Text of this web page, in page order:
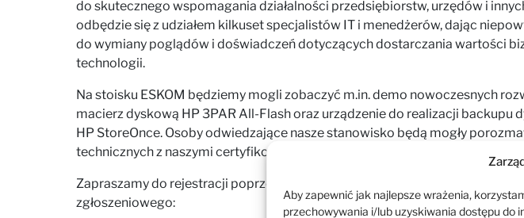
Aby zapewnić jak najlepsze wrażenia,
przechowywania i/lub uzyskiwania dostępu do
do skutecznego wspomagania działalności przedsiębiorstw, urzędów i
odbędzie się z udziałem kilkuset specjalistów IT i menedżerów, dając
do wymiany poglądów i doświadczeń dotyczących dostarczania wartości
technologii.
Na stoisku ESKOM będziemy mogli zobaczyć m.in. demo nowoczesnych
macierz dyskową HP 3PAR All-Flash oraz urządzenie do realizacji backupu
HP StoreOnce. Osoby odwiedzające nasze stanowisko będą mogły
technicznych z naszymi certyfikowanymi inżynierami HP MASE Storage
Zapraszamy do rejestracji poprzez kliknięcie na poniższy obrazek i
zgłoszeniowego: